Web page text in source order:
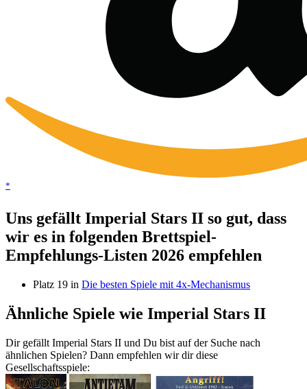
*
Uns gefällt Imperial Stars II so gut, dass
wir es in folgenden Brettspiel-
Empfehlungs-Listen 2026 empfehlen
Platz 19 in Die besten Spiele mit 4x-Mechanismus
Ähnliche Spiele wie Imperial Stars II
Dir gefällt Imperial Stars II und Du bist auf der Suche nach
ähnlichen Spielen? Dann empfehlen wir dir diese
Gesellschaftsspiele: